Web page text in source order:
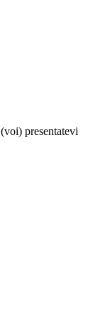
(voi) presentatevi